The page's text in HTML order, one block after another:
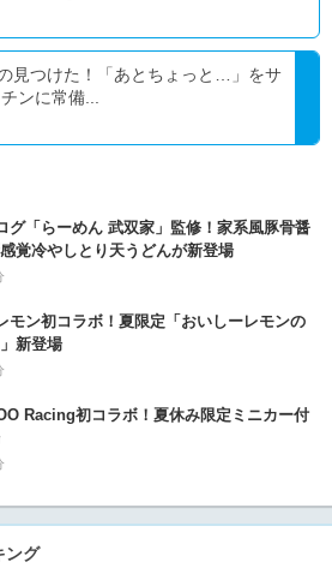
見つけた！「あとちょっと…」をサ
ンに常備...
グ「らーめん 武双家」監修！家系風豚骨醤
覚冷やしとり天うどんが新登場
モン初コラボ！夏限定「おいしーレモンの
新登場
Racing初コラボ！夏休み限定ミニカー付
ング